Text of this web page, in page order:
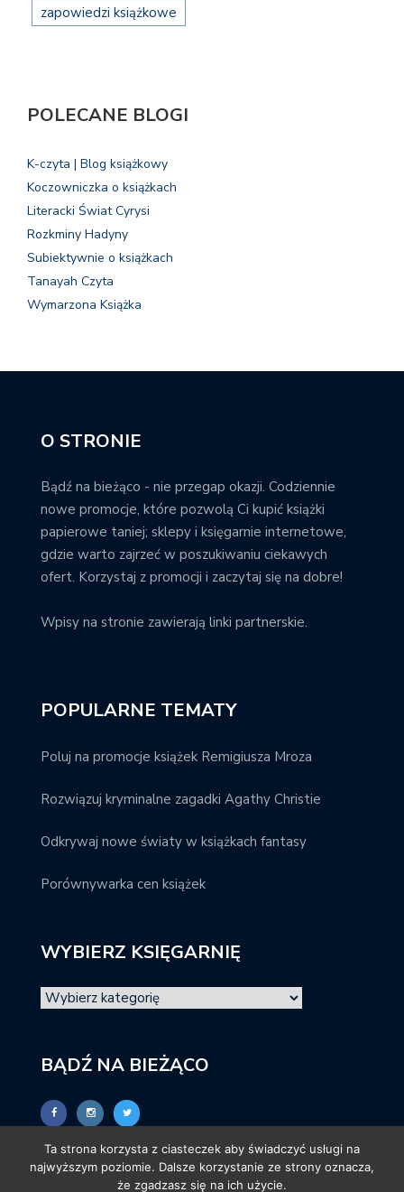
zapowiedzi książkowe
POLECANE BLOGI
K-czyta | Blog książkowy
Koczowniczka o książkach
Literacki Świat Cyrysi
Rozkminy Hadyny
Subiektywnie o książkach
Tanayah Czyta
Wymarzona Książka
O STRONIE
Bądź na bieżąco - nie przegap okazji. Codziennie
nowe promocje, które pozwolą Ci kupić książki
papierowe taniej; sklepy i księgarnie internetowe,
gdzie warto zajrzeć w poszukiwaniu ciekawych
ofert. Korzystaj z promocji i zaczytaj się na dobre!
Wpisy na stronie zawierają linki partnerskie.
POPULARNE TEMATY
Poluj na promocje książek Remigiusza Mroza
Rozwiązuj kryminalne zagadki Agathy Christie
Odkrywaj nowe światy w książkach fantasy
Porównywarka cen książek
WYBIERZ KSIĘGARNIĘ
BĄDŹ NA BIEŻĄCO
Ta strona korzysta z ciasteczek aby świadczyć usługi na
najwyższym poziomie. Dalsze korzystanie ze strony oznacza,
że zgadzasz się na ich użycie.